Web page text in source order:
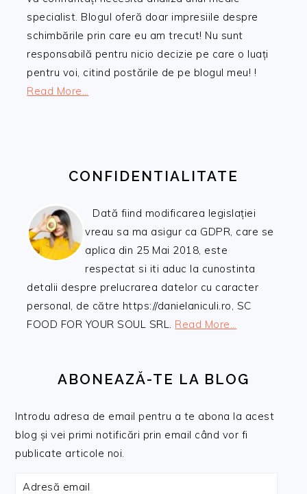
specialist. Blogul oferă doar impresiile despre
schimbările prin care eu am trecut! Nu sunt
responsabilă pentru nicio decizie pe care o luați
pentru voi, citind postările de pe blogul meu! !
Read More…
CONFIDENTIALITATE
Dată fiind modificarea legislației
vreau sa ma asigur ca GDPR, care se
aplica din 25 Mai 2018, este
respectat si iti aduc la cunostinta
detalii despre prelucrarea datelor cu caracter
personal, de către https://danielaniculi.ro, SC
FOOD FOR YOUR SOUL SRL. Read More…
ABONEAZĂ-TE LA BLOG
Introdu adresa de email pentru a te abona la acest
blog și vei primi notificări prin email când vor fi
publicate articole noi.
Adresă